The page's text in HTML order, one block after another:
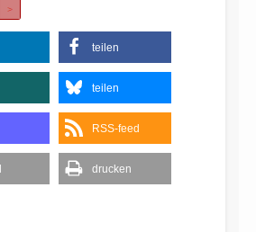
teilen
teilen
RSS-feed
drucken